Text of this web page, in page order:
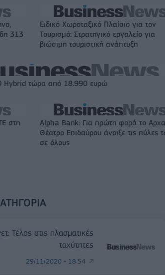
313
Ειδικό Χωροταξικό Πλαίσιο για τον
Τουρισμό: Στρατηγικό εργαλείο για
βιώσιμη τουριστική ανάπτυξη
Hybrid τώρα από 18.990 ευρώ
στη
Alpha Bank: Για πρώτη φορά το
Θέατρο Επιδαύρου άνοιξε τις πύλες
σε όλους
Τέλος στις πλασματικές
ταχύτητες
29/11/2020 - 18:54